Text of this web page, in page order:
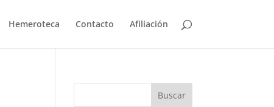
Hemeroteca Contacto Afiliación